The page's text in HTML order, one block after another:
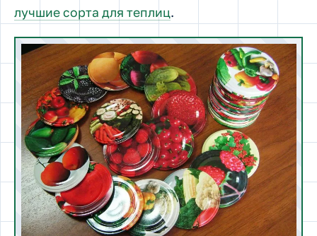
лучшие сорта для теплиц.